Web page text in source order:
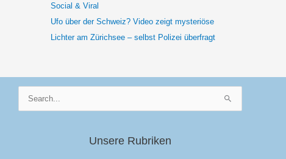
Social & Viral
Ufo über der Schweiz? Video zeigt mysteriöse
Lichter am Zürichsee – selbst Polizei überfragt
Unsere Rubriken